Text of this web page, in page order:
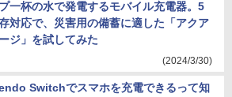
一杯の水で発電するモバイル充電器。5
対応で、災害用の備蓄に適した「アクア
ジ」を試してみた
(2024/3/30)
Switchでスマホを充電できるって知